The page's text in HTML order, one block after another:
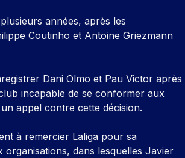
années, après les
Coutinho et Antoine Griezmann
Dani Olmo et Pau Victor après
incapable de se conformer aux
appel contre cette décision.
à remercier Laliga pour sa
dans lesquelles Javier